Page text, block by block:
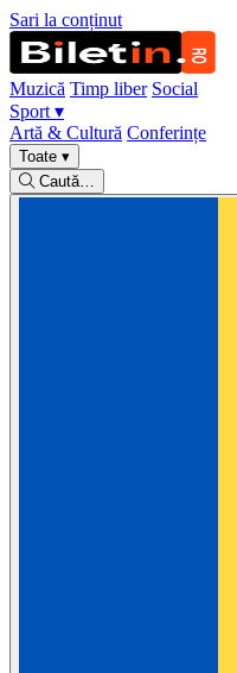
Sari la conținut
Muzică Timp liber Social
Sport ▾
Artă & Cultură Conferințe
Toate ▾
Caută…